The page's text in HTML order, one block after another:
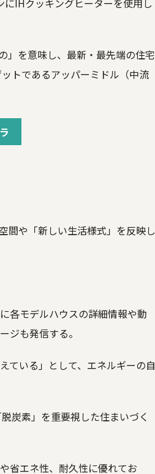
IHクッキングヒーターを使用し
」を意味し、最新・最先端の住宅
トであるアッパーミドル（中流
間や「新しい生活様式」を反映し
各モデルハウスの詳細情報や動
ジも発信する。
ている」として、エネルギーの自
炭素」を重要視した住まいづく
省エネ性、耐久性に優れてお